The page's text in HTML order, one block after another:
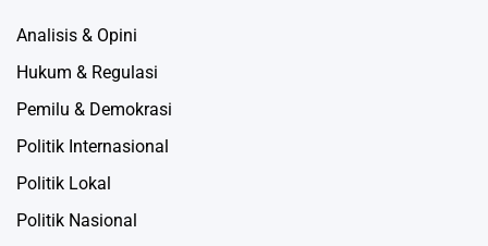
Analisis & Opini
Hukum & Regulasi
Pemilu & Demokrasi
Politik Internasional
Politik Lokal
Politik Nasional